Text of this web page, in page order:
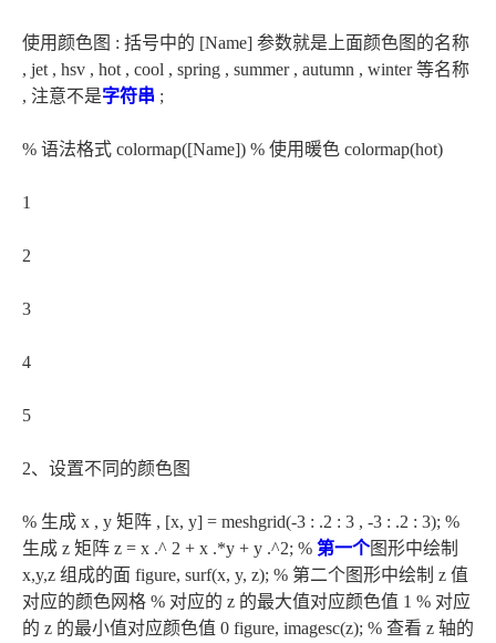
使用颜色图 : 括号中的 [Name] 参数就是上面颜色图的名称
, jet , hsv , hot , cool , spring , summer , autumn , winter 等名称
, 注意不是字符串 ;
% 语法格式 colormap([Name]) % 使用暖色 colormap(hot)
1
2
3
4
5
2、设置不同的颜色图
% 生成 x , y 矩阵 , [x, y] = meshgrid(-3 : .2 : 3 , -3 : .2 : 3); %
生成 z 矩阵 z = x .^ 2 + x .*y + y .^2; % 第一个图形中绘制
x,y,z 组成的面 figure, surf(x, y, z); % 第二个图形中绘制 z 值
对应的颜色网格 % 对应的 z 的最大值对应颜色值 1 % 对应
的 z 的最小值对应颜色值 0 figure, imagesc(z); % 查看 z 轴的